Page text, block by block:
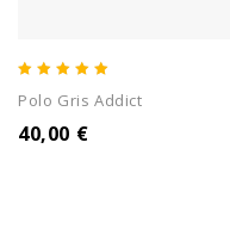
out of 5
Polo Gris Addict
40,00 €